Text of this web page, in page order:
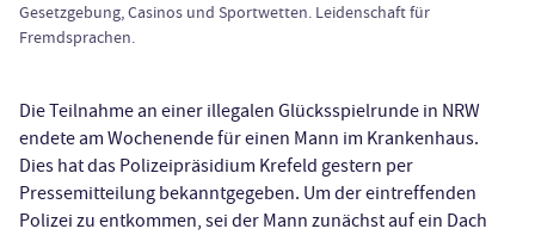
Gesetzgebung, Casinos und Sportwetten. Leidenschaft für
Fremdsprachen.
Die Teilnahme an einer illegalen Glücksspielrunde in NRW
endete am Wochenende für einen Mann im Krankenhaus.
Dies hat das Polizeipräsidium Krefeld gestern per
Pressemitteilung bekanntgegeben. Um der eintreffenden
Polizei zu entkommen, sei der Mann zunächst auf ein Dach